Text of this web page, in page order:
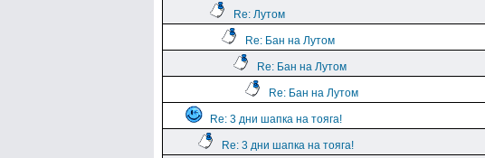
Re: Лутом
Re: Бан на Лутом
Re: Бан на Лутом
Re: Бан на Лутом
Re: 3 дни шапка на тояга!
Re: 3 дни шапка на тояга!